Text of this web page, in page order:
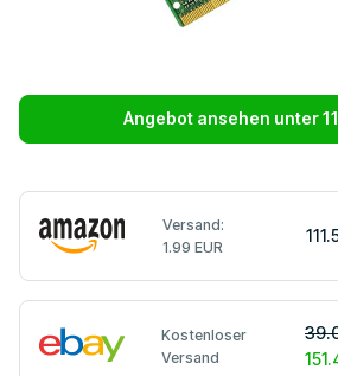
Angebot ansehen unter
Versand:
1.99 EUR
Kostenloser
Versand